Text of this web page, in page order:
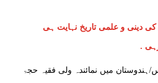
دینی و علمی تاریخ نہایت ہی
.
ہندوستان میں نمائندہ ولی فقیہ حجۃ